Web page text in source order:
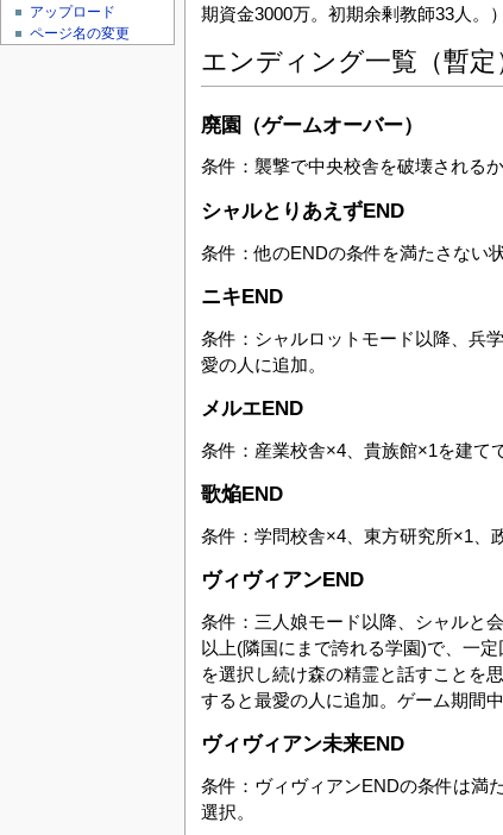
アップロード
ページ名の変更
期資金3000万。初期余剰教師33人。）
エンディング一覧（暫定
廃園（ゲームオーバー）
条件：襲撃で中央校舎を破壊される
シャルとりあえずEND
条件：他のENDの条件を満たさない
ニキEND
条件：シャルロットモード以降、兵
愛の人に追加。
メルエEND
条件：産業校舎×4、貴族館×1を建て
歌焔END
条件：学問校舎×4、東方研究所×1、
ヴィヴィアンEND
条件：三人娘モード以降、シャルと
以上(隣国にまで誇れる学園)で、一
を選択し続け森の精霊と話すことを
すると最愛の人に追加。ゲーム期間
ヴィヴィアン未来END
条件：ヴィヴィアンENDの条件は満
選択。